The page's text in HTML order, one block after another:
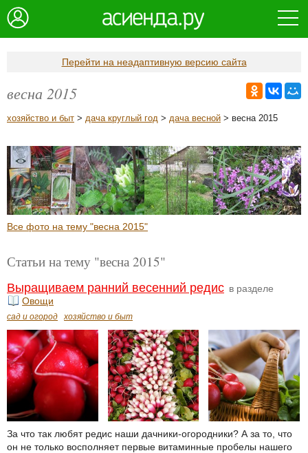
Перейти на неадаптивную версию сайта
весна 2015
хозяйство и быт > дача круглый год > дача весной > весна 2015
Все фото на тему "весна 2015"
Статьи на тему "весна 2015"
Выращиваем ранний весенний редис в разделе
Овощи
сад и огород хозяйство и быт
За что так любят редис наши дачники-огородники? А за то, что
он не только восполняет первые витаминные пробелы нашего